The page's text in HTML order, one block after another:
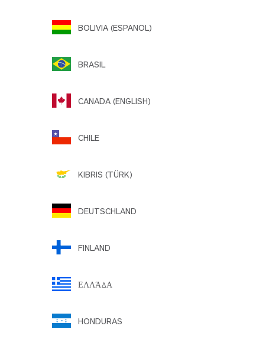
BOLIVIA (ESPANOL)
BRASIL
CANADA (ENGLISH)
CHILE
KIBRIS (TÜRK)
DEUTSCHLAND
FINLAND
ΕΛΛΆΔΑ
HONDURAS